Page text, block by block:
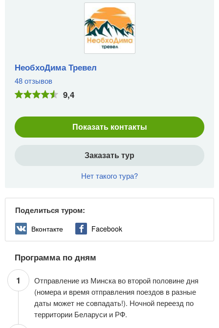
НеобхоДима Тревел
48 отзывов
9,4
Показать контакты
Заказать тур
Нет такого тура?
Поделиться туром:
Вконтакте Facebook
Программа по дням
1
Отправление из Минска во второй половине дня
(номера и время отправления поездов в разные
даты может не совпадать!). Ночной переезд по
территории Беларуси и РФ.